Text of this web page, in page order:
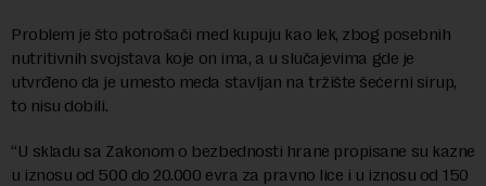
Problem je što potrošači med kupuju kao lek, zbog posebnih
nutritivnih svojstava koje on ima, a u slučajevima gde je
utvrđeno da je umesto meda stavljan na tržište šećerni sirup,
to nisu dobili.
“U skladu sa Zakonom o bezbednosti hrane propisane su kazne
u iznosu od 500 do 20.000 evra za pravno lice i u iznosu od 150